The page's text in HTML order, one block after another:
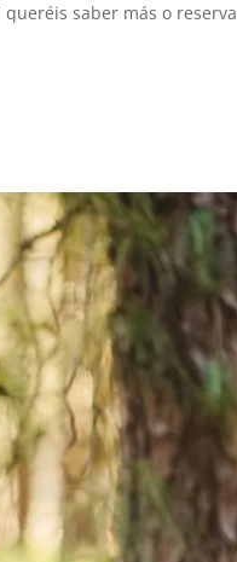
queréis saber más o